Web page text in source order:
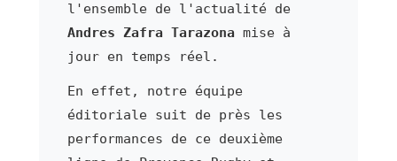
l'ensemble de l'actualité de
Andres Zafra Tarazona mise à
jour en temps réel.
En effet, notre équipe
éditoriale suit de près les
performances de ce deuxième